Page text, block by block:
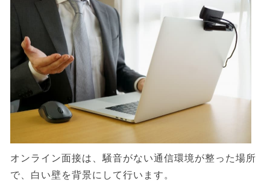
オンライン面接は、騒音がない通信環境が整った場所
で、白い壁を背景にして行います。